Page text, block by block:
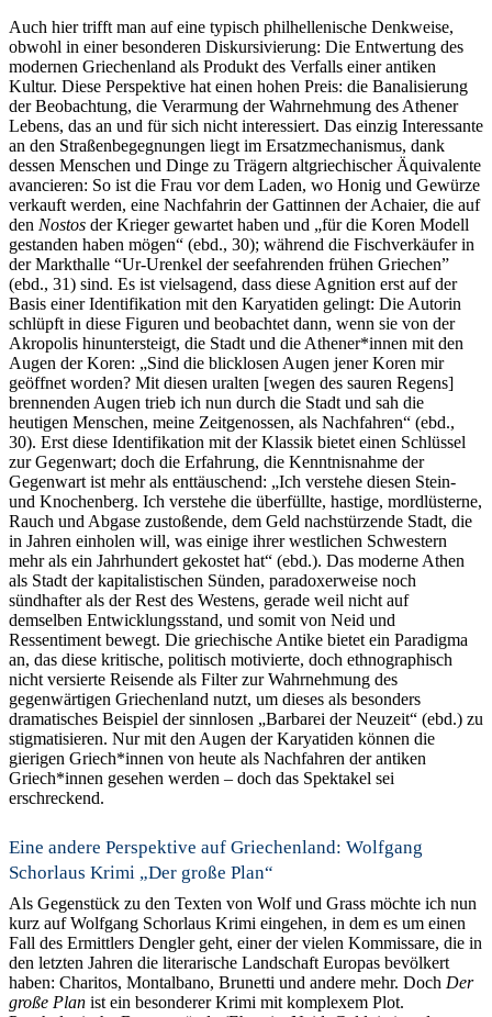
Auch hier trifft man auf eine typisch philhellenische Denkweise,
obwohl in einer besonderen Diskursivierung: Die Entwertung des
modernen Griechenland als Produkt des Verfalls einer antiken
Kultur. Diese Perspektive hat einen hohen Preis: die Banalisierung
der Beobachtung, die Verarmung der Wahrnehmung des Athener
Lebens, das an und für sich nicht interessiert. Das einzig Interessante
an den Straßenbegegnungen liegt im Ersatzmechanismus, dank
dessen Menschen und Dinge zu Trägern altgriechischer Äquivalente
avancieren: So ist die Frau vor dem Laden, wo Honig und Gewürze
verkauft werden, eine Nachfahrin der Gattinnen der Achaier, die auf
den Nostos der Krieger gewartet haben und „für die Koren Modell
gestanden haben mögen“ (ebd., 30); während die Fischverkäufer in
der Markthalle “Ur-Urenkel der seefahrenden frühen Griechen”
(ebd., 31) sind. Es ist vielsagend, dass diese Agnition erst auf der
Basis einer Identifikation mit den Karyatiden gelingt: Die Autorin
schlüpft in diese Figuren und beobachtet dann, wenn sie von der
Akropolis hinuntersteigt, die Stadt und die Athener*innen mit den
Augen der Koren: „Sind die blicklosen Augen jener Koren mir
geöffnet worden? Mit diesen uralten [wegen des sauren Regens]
brennenden Augen trieb ich nun durch die Stadt und sah die
heutigen Menschen, meine Zeitgenossen, als Nachfahren“ (ebd.,
30). Erst diese Identifikation mit der Klassik bietet einen Schlüssel
zur Gegenwart; doch die Erfahrung, die Kenntnisnahme der
Gegenwart ist mehr als enttäuschend: „Ich verstehe diesen Stein-
und Knochenberg. Ich verstehe die überfüllte, hastige, mordlüsterne,
Rauch und Abgase zustoßende, dem Geld nachstürzende Stadt, die
in Jahren einholen will, was einige ihrer westlichen Schwestern
mehr als ein Jahrhundert gekostet hat“ (ebd.). Das moderne Athen
als Stadt der kapitalistischen Sünden, paradoxerweise noch
sündhafter als der Rest des Westens, gerade weil nicht auf
demselben Entwicklungsstand, und somit von Neid und
Ressentiment bewegt. Die griechische Antike bietet ein Paradigma
an, das diese kritische, politisch motivierte, doch ethnographisch
nicht versierte Reisende als Filter zur Wahrnehmung des
gegenwärtigen Griechenland nutzt, um dieses als besonders
dramatisches Beispiel der sinnlosen „Barbarei der Neuzeit“ (ebd.) zu
stigmatisieren. Nur mit den Augen der Karyatiden können die
gierigen Griech*innen von heute als Nachfahren der antiken
Griech*innen gesehen werden – doch das Spektakel sei
erschreckend.
Eine andere Perspektive auf Griechenland: Wolfgang
Schorlaus Krimi „Der große Plan“
Als Gegenstück zu den Texten von Wolf und Grass möchte ich nun
kurz auf Wolfgang Schorlaus Krimi eingehen, in dem es um einen
Fall des Ermittlers Dengler geht, einer der vielen Kommissare, die in
den letzten Jahren die literarische Landschaft Europas bevölkert
haben: Charitos, Montalbano, Brunetti und andere mehr. Doch Der
große Plan ist ein besonderer Krimi mit komplexem Plot.